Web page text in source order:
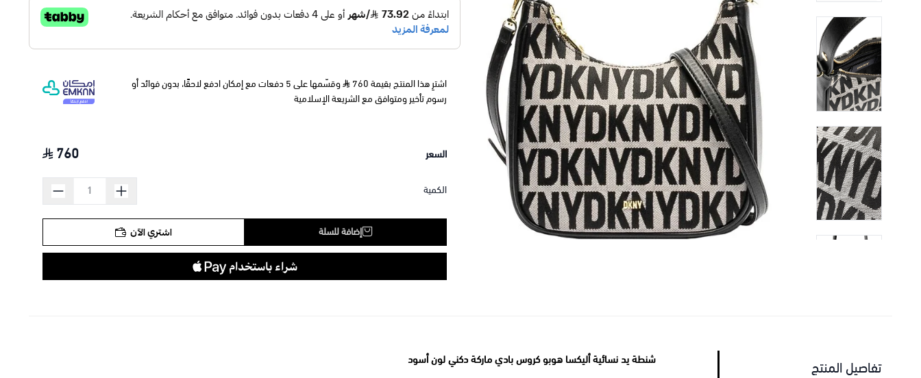
اشترِ هذا المنتج بقيمة 760
وقسّمها على 5 دفعات مع إمكان ادفع لاحقًا، بدون فوائد أو
رسوم تأخير ومتوافق مع الشريعة الإسلامية
السعر 760
الكمية
إضافة للسلة اشتري الآن
تفاصيل المنتج شنطة يد نسائيةأليكسا هوبو كروس بادي ماركةدكني لون أسود